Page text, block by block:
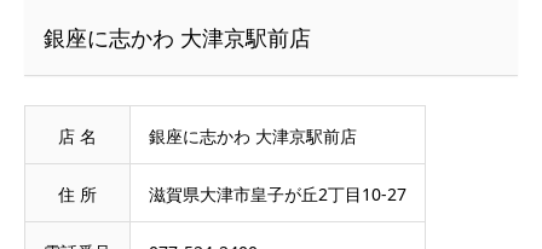
銀座に志かわ 大津京駅前店
店 名 銀座に志かわ 大津京駅前店
住 所 滋賀県大津市皇子が丘2丁目10-27